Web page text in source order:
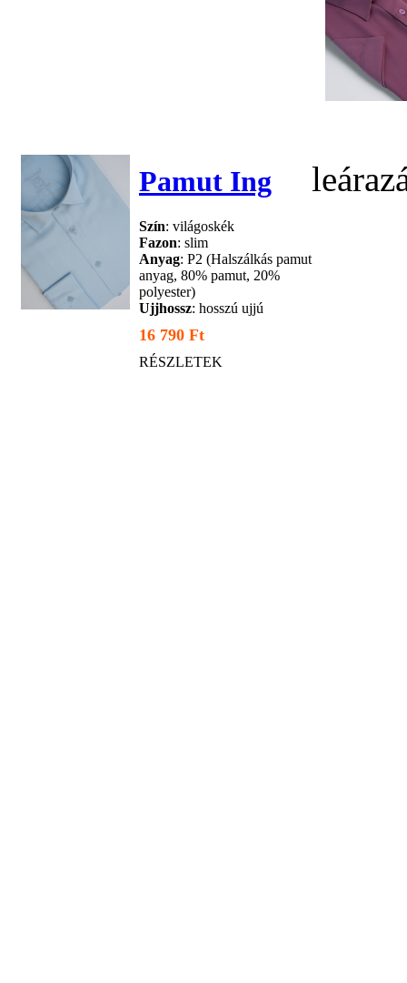
Pamut Ing
Szín: világoskék
Fazon: slim
Anyag: P2 (Halszálkás pamut
anyag, 80% pamut, 20%
polyester)
Ujjhossz: hosszú ujjú
16 790 Ft
RÉSZLETEK